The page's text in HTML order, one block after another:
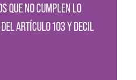
QUE NO CUMPLEN LO
ARTÍCULO 103 Y DECIL